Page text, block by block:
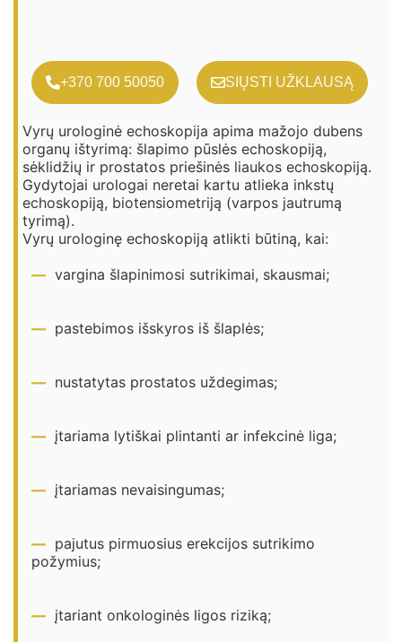
+370 700 50050 SIŲSTI UŽKLAUSĄ
Vyrų urologinė echoskopija apima mažojo dubens
organų ištyrimą: šlapimo pūslės echoskopiją,
sėklidžių ir prostatos priešinės liaukos echoskopiją.
Gydytojai urologai neretai kartu atlieka inkstų
echoskopiją, biotensiometriją (varpos jautrumą
tyrimą).
Vyrų urologinę echoskopiją atlikti būtiną, kai:
vargina šlapinimosi sutrikimai, skausmai;
pastebimos išskyros iš šlaplės;
nustatytas prostatos uždegimas;
įtariama lytiškai plintanti ar infekcinė liga;
įtariamas nevaisingumas;
pajutus pirmuosius erekcijos sutrikimo
požymius;
įtariant onkologinės ligos riziką;